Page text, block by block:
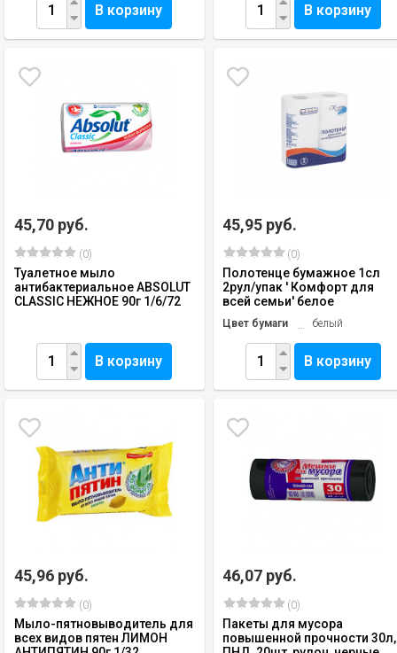
В корзину В корзину
45,70 руб.
(0)
Туалетное мыло
антибактериальное ABSOLUT
CLASSIC НЕЖНОЕ 90г 1/6/72
В корзину
45,95 руб.
(0)
Полотенце бумажное 1сл
2рул/упак ' Комфорт для
всей семьи' белое
Цвет бумаги белый
В корзину
45,96 руб.
(0)
Мыло-пятновыводитель для
всех видов пятен ЛИМОН
46,07 руб.
(0)
Пакеты для мусора
повышенной прочности 30л,